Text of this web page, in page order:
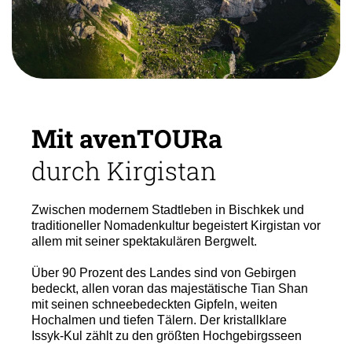
Mit avenTOURa
durch Kirgistan
Zwischen modernem Stadtleben in Bischkek und
traditioneller Nomadenkultur begeistert Kirgistan vor
allem mit seiner spektakulären Bergwelt.
Über 90 Prozent des Landes sind von Gebirgen
bedeckt, allen voran das majestätische Tian Shan
mit seinen schneebedeckten Gipfeln, weiten
Hochalmen und tiefen Tälern. Der kristallklare
Issyk-Kul zählt zu den größten Hochgebirgsseen